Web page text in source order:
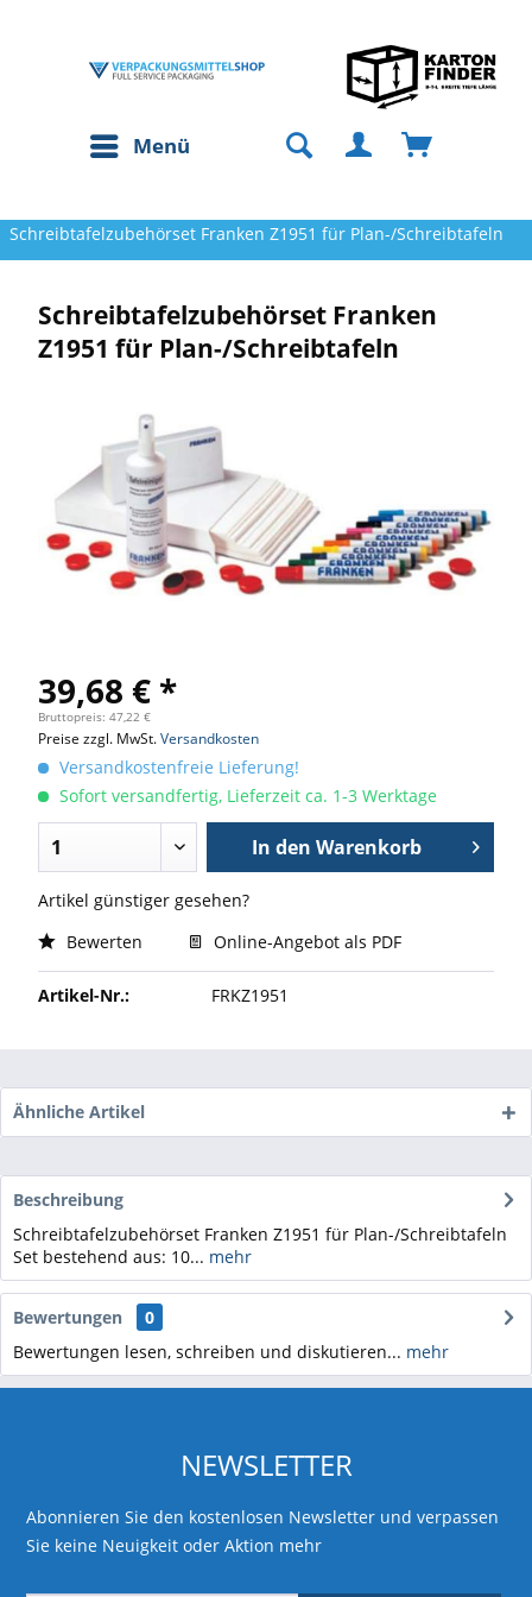
Menü
Schreibtafelzubehörset Franken Z1951 für Plan-/Schreibtafeln
Schreibtafelzubehörset Franken
Z1951 für Plan-/Schreibtafeln
39,68 € *
Bruttopreis: 47,22 €
Preise zzgl. MwSt.Versandkosten
Versandkostenfreie Lieferung!
Sofort versandfertig, Lieferzeit ca. 1-3 Werktage
In den Warenkorb
Artikel günstiger gesehen?
Bewerten
Online-Angebot als PDF
Artikel-Nr.: FRKZ1951
Ähnliche Artikel
Beschreibung
Schreibtafelzubehörset Franken Z1951 für Plan-/Schreibtafeln
Set bestehend aus: 10... mehr
Bewertungen
0
Bewertungen lesen, schreiben und diskutieren... mehr
NEWSLETTER
Abonnieren Sie den kostenlosen Newsletter und verpassen
Sie keine Neuigkeit oder Aktion mehr